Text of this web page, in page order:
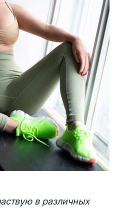
в различных